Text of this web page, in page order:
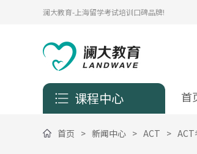
澜大教育-上海留学考试培训口碑品牌!
课程中心 首
首页 > 新闻中心 > ACT > ACT